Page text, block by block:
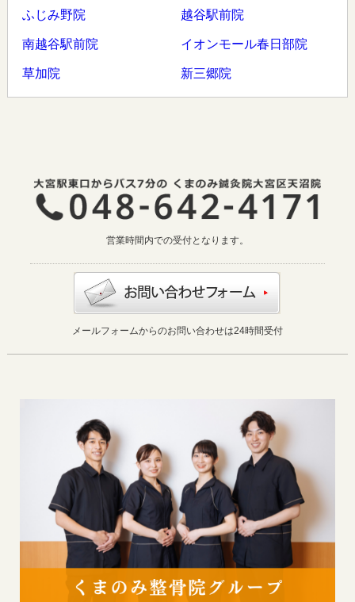
ふじみ野院 越谷駅前院
南越谷駅前院 イオンモール春日部院
草加院 新三郷院
営業時間内での受付となります。
メールフォームからのお問い合わせは24時間受付